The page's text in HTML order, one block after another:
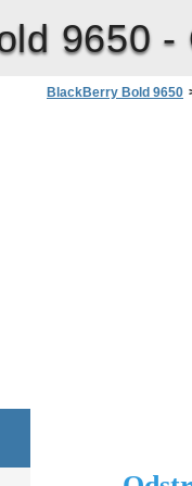
9650 -
BlackBerry Bold 9650